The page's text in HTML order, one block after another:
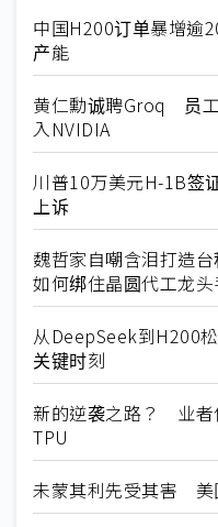
中国H200订单暴增逾
产能
黄仁勳诚聘Groq 员
入NVIDIA
川普10万美元H-1B签
上诉
魏哲家自嘲含泪打造
如何绑住晶圆代工龙头
从DeepSeek到H200
关键时刻
新的逆袭之路？ 业者
TPU
未蒙其利先受其害 美